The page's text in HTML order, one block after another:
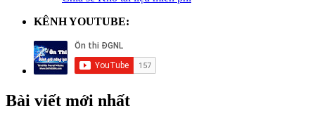
KÊNH YOUTUBE:
Bài viết mới nhất